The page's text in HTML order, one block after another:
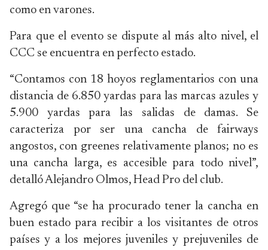
como en varones.
Para que el evento se dispute al más alto nivel, el
CCC se encuentra en perfecto estado.
“Contamos con 18 hoyos reglamentarios con una
distancia de 6.850 yardas para las marcas azules y
5.900 yardas para las salidas de damas. Se
caracteriza por ser una cancha de fairways
angostos, con greenes relativamente planos; no es
una cancha larga, es accesible para todo nivel”,
detalló Alejandro Olmos, Head Pro del club.
Agregó que “se ha procurado tener la cancha en
buen estado para recibir a los visitantes de otros
países y a los mejores juveniles y prejuveniles de